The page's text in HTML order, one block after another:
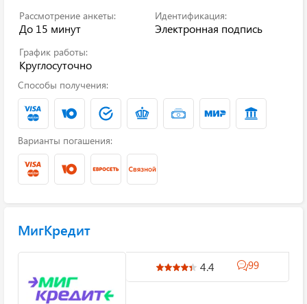
Рассмотрение анкеты:
До 15 минут
Идентификация:
Электронная подпись
График работы:
Круглосуточно
Способы получения:
Варианты погашения:
МигКредит
4.4 99